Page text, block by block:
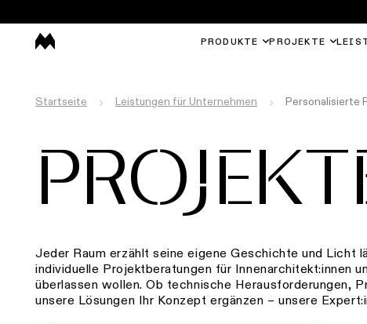
PRODUKTE PROJEKTE
Startseite Leistungen für Unternehmen Personalisierte
Jeder Raum erzählt seine eigene Geschichte und Licht
individuelle Projektberatungen für Innenarchitekt:innen
überlassen wollen. Ob technische Herausforderungen,
unsere Lösungen Ihr Konzept ergänzen – unsere